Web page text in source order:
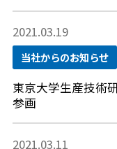
2021.03.19
当社からのお知らせ
東京大学生産技術
参画
2021.03.11